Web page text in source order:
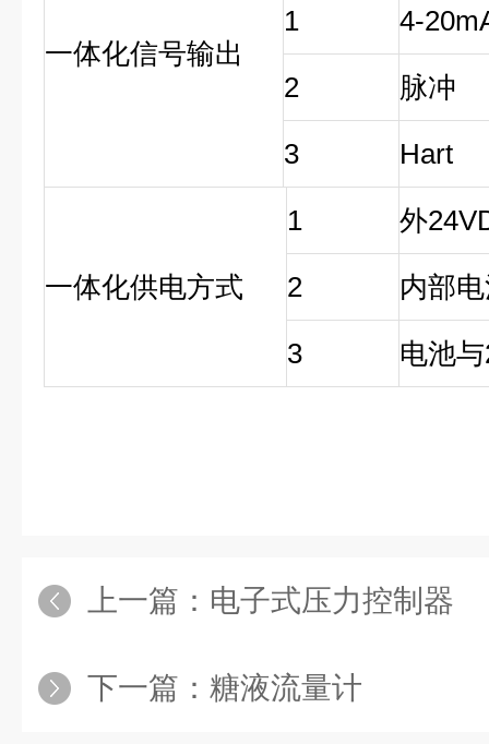
一体化信号输出
1 4-
2 脉冲
3 Hart
一体化供电方式
1 外
2 内部
3 电池
上一篇： 电子式压力控制器
下一篇： 糖液流量计